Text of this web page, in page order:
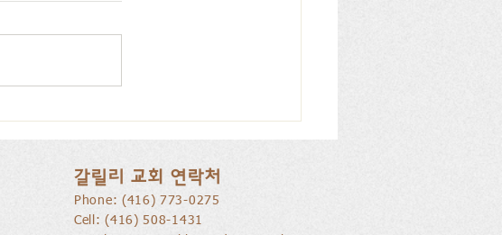
갈릴리 교회, 피아노 특별찬
양, 2026.07.12
갈릴리 교회 연락처
Phone: ​(416) 773-0275
Cell: (416) 508-1431